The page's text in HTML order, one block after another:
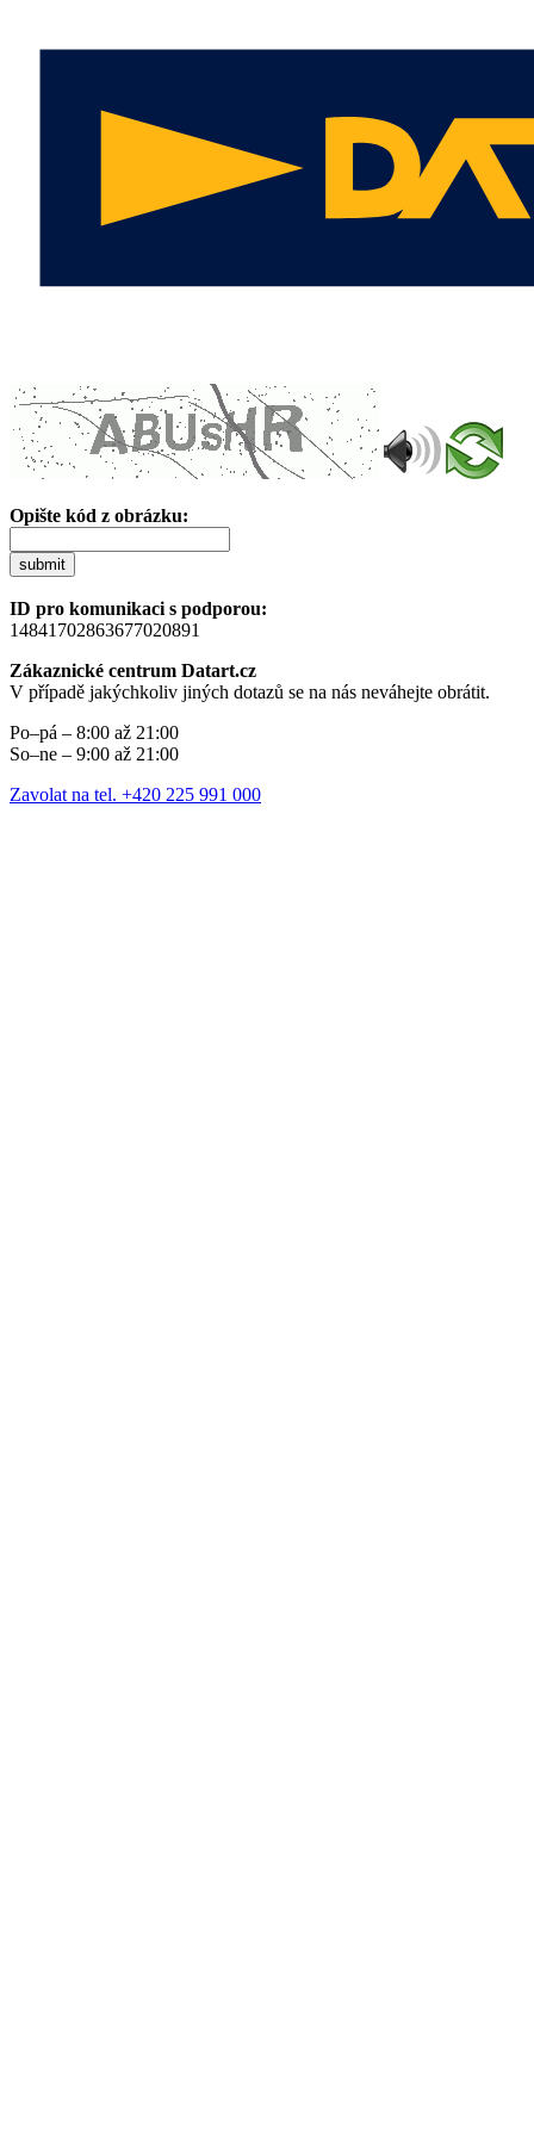
Opište kód z obrázku:
submit
ID pro komunikaci s podporou:
14841702863677020891
Zákaznické centrum Datart.cz
V případě jakýchkoliv jiných dotazů se na nás neváhejte obrátit.
Po–pá – 8:00 až 21:00
So–ne – 9:00 až 21:00
Zavolat na tel. +420 225 991 000